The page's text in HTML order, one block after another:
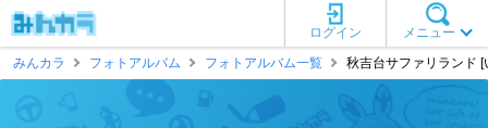
メニュー
ログイン
みんカラ
フォトアルバム フォトアルバム一覧 秋吉台サファリランド [